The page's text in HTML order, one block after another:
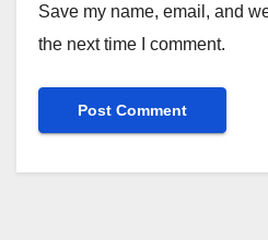
Save my name, email, and
the next time I comment.